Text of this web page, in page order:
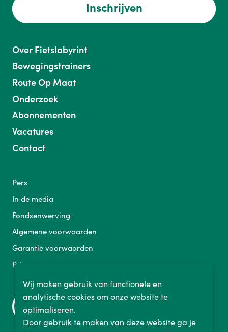
Inschrijven
Over Fietslabyrint
Bewegingstrainers
Route Op Maat
Onderzoek
Abonnementen
Vacatures
Contact
Pers
In de media
Fondsenwerving
Algemene voorwaarden
Garantie voorwaarden
Privacy
Wij maken gebruik van functionele en
analytische cookies om onze website te
optimaliseren.
Door gebruik te maken van deze website ga je